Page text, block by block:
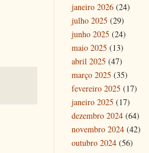
janeiro 2026 (24)
julho 2025 (29)
junho 2025 (24)
maio 2025 (13)
abril 2025 (47)
março 2025 (35)
fevereiro 2025 (17)
janeiro 2025 (17)
dezembro 2024 (64)
novembro 2024 (42)
outubro 2024 (56)